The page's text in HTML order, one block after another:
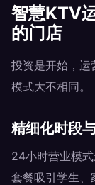
智慧KTV
的门店
投资是开始，运
模式大不相同。
精细化时段
24小时营业模
套餐吸引学生、